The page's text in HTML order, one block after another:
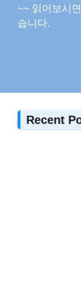
~~ 읽어보시
습니다.
Recent